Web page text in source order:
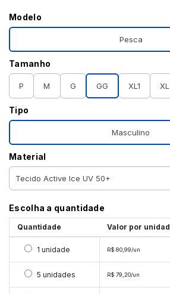
Modelo
Pesca
Tamanho
P M G GG XL1
Tipo
Masculino
Material
Escolha a quantidade
Quantidade Valor por
Selecionar 1 unidade
1 unidade R$ 80,99/un
Selecionar 5 unidades
5 unidades R$ 79,20/un